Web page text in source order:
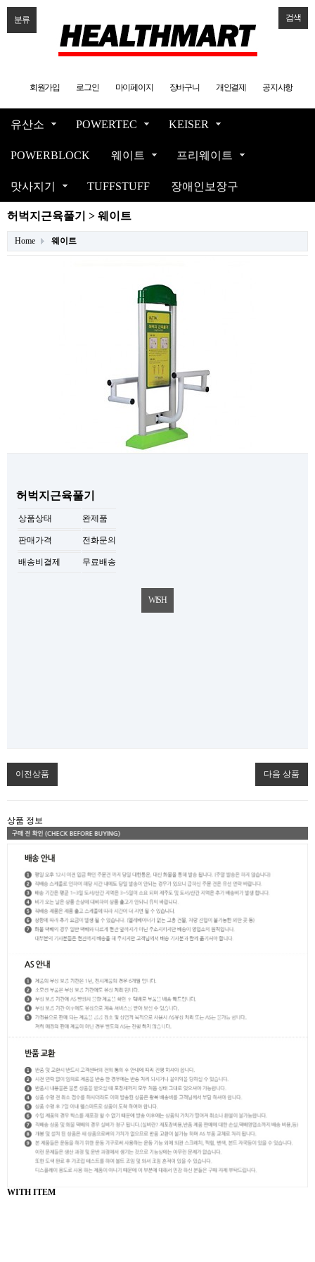
분류 검색
회원가입 로그인 마이페이지 장바구니 개인결제 공지사항
유산소 POWERTEC KEISER
POWERBLOCK 웨이트 프리웨이트
맛사지기 TUFFSTUFF 장애인보장구
허벅지근육풀기 > 웨이트
Home 웨이트
허벅지근육풀기
상품상태 완제품
판매가격 전화문의
배송비결제 무료배송
WISH
이전상품 다음 상품
상품 정보
WITH ITEM